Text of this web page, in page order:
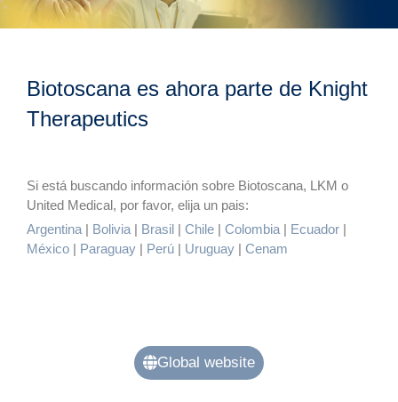
Biotoscana es ahora parte de Knight
Therapeutics
Si está buscando información sobre Biotoscana, LKM o
United Medical, por favor, elija un pais:
Argentina | Bolivia | Brasil | Chile | Colombia | Ecuador |
México | Paraguay | Perú | Uruguay | Cenam
Global website